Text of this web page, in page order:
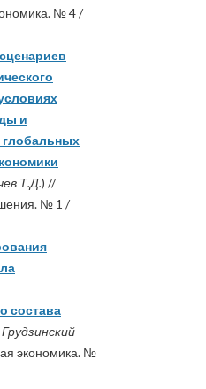
№ 4 /
и
глобальных
Т.Д.) //
№ 1 /
состава
экономика. №